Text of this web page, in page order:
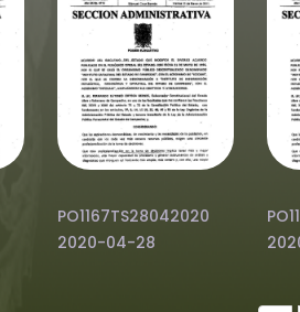
PO1167TS28042020
2020-04-28